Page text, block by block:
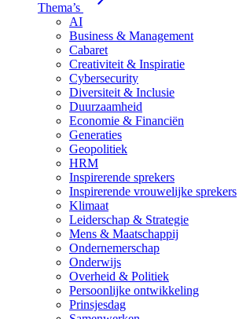
Thema’s
AI
Business & Management
Cabaret
Creativiteit & Inspiratie
Cybersecurity
Diversiteit & Inclusie
Duurzaamheid
Economie & Financiën
Generaties
Geopolitiek
HRM
Inspirerende sprekers
Inspirerende vrouwelijke sprekers
Klimaat
Leiderschap & Strategie
Mens & Maatschappij
Ondernemerschap
Onderwijs
Overheid & Politiek
Persoonlijke ontwikkeling
Prinsjesdag